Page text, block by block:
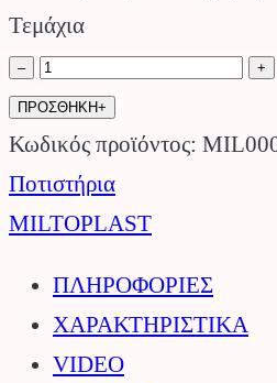
Τεμάχια
–
Ποτιστήρι
1.7lt
Πράσινο
MILTOPLAST.
ποσότητα
+
ΠΡΟΣΘΗΚΗ+
Κωδικός προϊόντος:
Ποτιστήρια
MILTOPLAST
ΠΛΗΡΟΦΟΡΙΕΣ
ΧΑΡΑΚΤΗΡΙΣΤΙΚΑ
VIDEO